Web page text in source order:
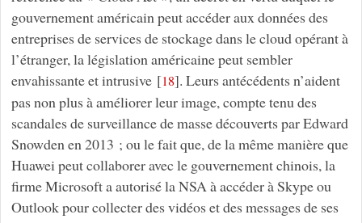
gouvernement américain peut accéder aux données des
entreprises de services de stockage dans le cloud opérant à
l’étranger, la législation américaine peut sembler
envahissante et intrusive[18]. Leurs antécédents n’aident
pas non plus à améliorer leur image, compte tenu des
scandales de surveillance de masse découverts par Edward
Snowden en 2013 ; ou le fait que, de la même manière que
Huawei peut collaborer avec le gouvernement chinois, la
firme Microsoft a autorisé la NSA à accéder à Skype ou
Outlook pour collecter des vidéos et des messages de ses